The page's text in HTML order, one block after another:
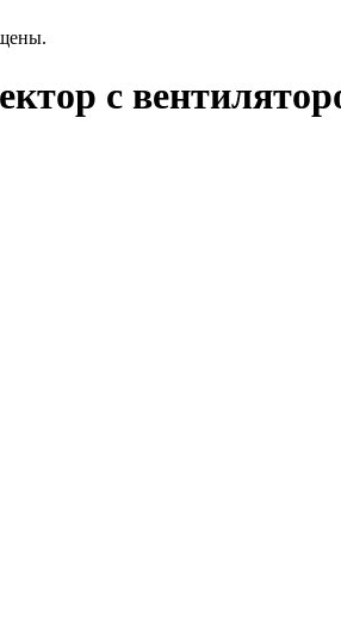
с